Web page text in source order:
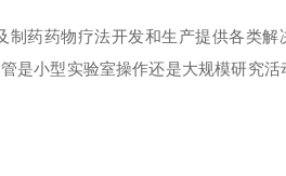
药药物疗法开发和生产提供各类解
是小型实验室操作还是大规模研究活